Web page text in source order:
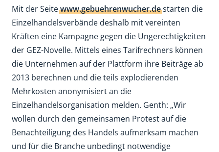
Mit der Seitewww.gebuehrenwucher.destarten die
Einzelhandelsverbände deshalb mit vereinten
Kräften eine Kampagne gegen die Ungerechtigkeiten
der GEZ-Novelle. Mittels eines Tarifrechners können
die Unternehmen auf der Plattform ihre Beiträge ab
2013 berechnen und die teils explodierenden
Mehrkosten anonymisiert an die
Einzelhandelsorganisation melden. Genth: „Wir
wollen durch den gemeinsamen Protest auf die
Benachteiligung des Handels aufmerksam machen
und für die Branche unbedingt notwendige